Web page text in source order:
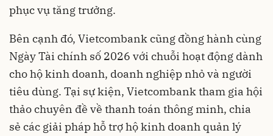
phục vụ tăng trưởng.
Bên cạnh đó, Vietcombank cũng đồng hành cùng
Ngày Tài chính số 2026 với chuỗi hoạt động dành
cho hộ kinh doanh, doanh nghiệp nhỏ và người
tiêu dùng. Tại sự kiện, Vietcombank tham gia hội
thảo chuyên đề về thanh toán thông minh, chia
sẻ các giải pháp hỗ trợ hộ kinh doanh quản lý